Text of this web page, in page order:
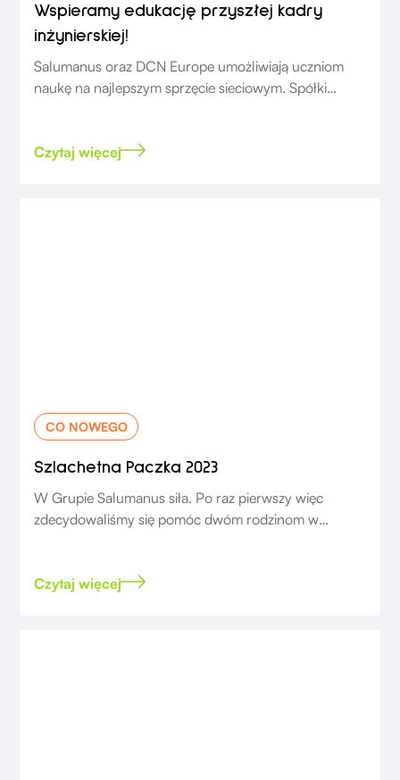
Wspieramy edukację przyszłej kadry
inżynierskiej!
Salumanus oraz DCN Europe umożliwiają uczniom
naukę na najlepszym sprzęcie sieciowym. Spółki
Czytaj więcej
CO NOWEGO
Szlachetna Paczka 2023
W Grupie Salumanus siła. Po raz pierwszy więc
zdecydowaliśmy się pomóc dwóm rodzinom w
Czytaj więcej